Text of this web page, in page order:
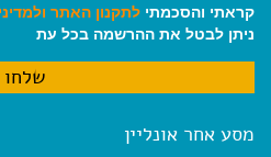
קראתי והסכמתי לתקנון האתר
ניתן לבטל את ההרשמה בכל עת
מסע אחר אונליין